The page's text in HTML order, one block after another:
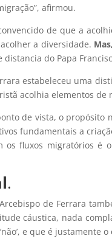
afirmou.
de que a
a diversidade.
distancia do Papa
estabeleceu uma
acolhia elementos
de vista, o propósito
fundamentais a
os fluxos migratórios
.
de Ferrara
cáustica, nada
e que é justamente o